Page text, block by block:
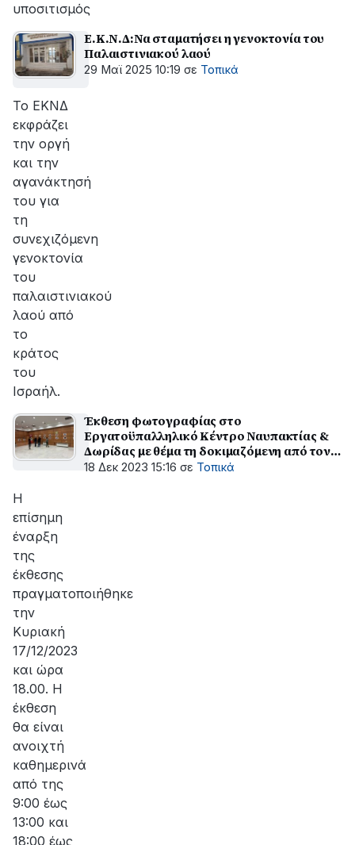
υποσιτισμός
Ε.Κ.Ν.Δ:Να σταματήσει η γενοκτονία του
Παλαιστινιακού λαού
29 Μαϊ 2025 10:19 σε Τοπικά
Το ΕΚΝΔ
εκφράζει
την οργή
και την
αγανάκτησή
του για
τη
συνεχιζόμενη
γενοκτονία
του
παλαιστινιακού
λαού από
το
κράτος
του
Ισραήλ.
Έκθεση φωτογραφίας στο
Εργατοϋπαλληλικό Κέντρο Ναυπακτίας &
Δωρίδας με θέμα τη δοκιμαζόμενη από τον
πόλεμο Λωρίδα της Γάζας
18 Δεκ 2023 15:16 σε Τοπικά
Η
επίσημη
έναρξη
της
έκθεσης
πραγματοποιήθηκε
την
Κυριακή
17/12/2023
και ώρα
18.00. Η
έκθεση
θα είναι
ανοιχτή
καθημερινά
από της
9:00 έως
13:00 και
18:00 έως